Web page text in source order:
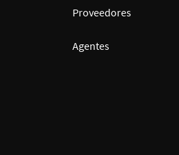
Proveedores
Agentes